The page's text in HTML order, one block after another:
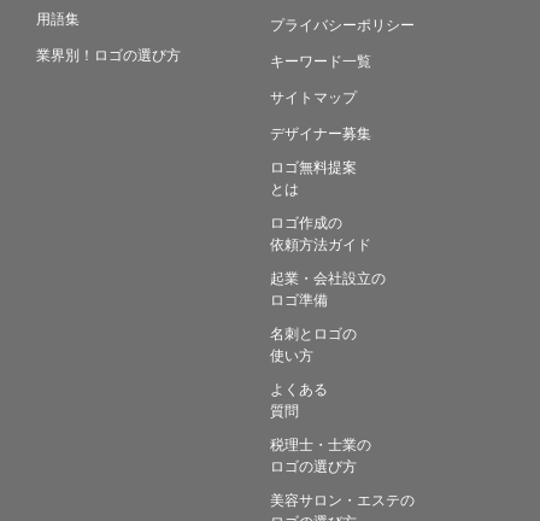
用語集
業界別！ロゴの選び方
プライバシーポリシー
キーワード一覧
サイトマップ
デザイナー募集
ロゴ無料提案
とは
ロゴ作成の
依頼方法ガイド
起業・会社設立の
ロゴ準備
名刺とロゴの
使い方
よくある
質問
税理士・士業の
ロゴの選び方
美容サロン・エステの